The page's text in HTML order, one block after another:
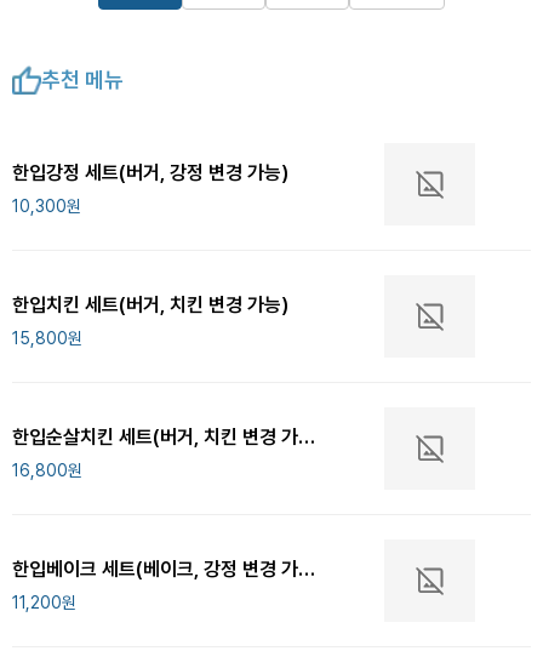
추천 메뉴
한입강정 세트(버거, 강정 변경 가능)
10,300원
한입치킨 세트(버거, 치킨 변경 가능)
15,800원
한입순살치킨 세트(버거, 치킨 변경 가능)
16,800원
한입베이크 세트(베이크, 강정 변경 가능)
11,200원